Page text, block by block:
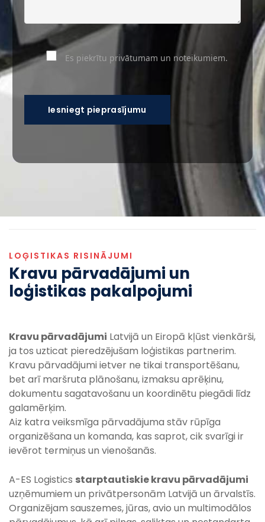
Es piekrītu privātumam un noteikumiem.
LOĢISTIKAS RISINĀJUMI
Kravu pārvadājumi un
loģistikas pakalpojumi
Kravu pārvadājumi Latvijā un Eiropā kļūst vienkārši,
ja tos uzticat pieredzējušam loģistikas partnerim.
Kravu pārvadājumi ietver ne tikai transportēšanu,
bet arī maršruta plānošanu, izmaksu aprēķinu,
dokumentu sagatavošanu un koordinētu piegādi līdz
galamērķim.
Aiz katra veiksmīga pārvadājuma stāv rūpīga
organizēšana un komanda, kas saprot, cik svarīgi ir
ievērot termiņus un vienošanās.
A-ES Logistics starptautiskie kravu pārvadājumi
uzņēmumiem un privātpersonām Latvijā un ārvalstīs.
Organizējam sauszemes, jūras, avio un multimodālos